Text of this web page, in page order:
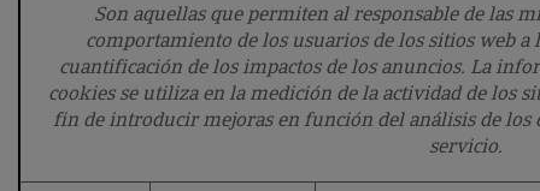
Son aquellas que permiten al responsable de las
comportamiento de los usuarios de los sitios web
cuantificación de los impactos de los anuncios. La
cookies se utiliza en la medición de la actividad de los
fin de introducir mejoras en función del análisis de los
servicio.